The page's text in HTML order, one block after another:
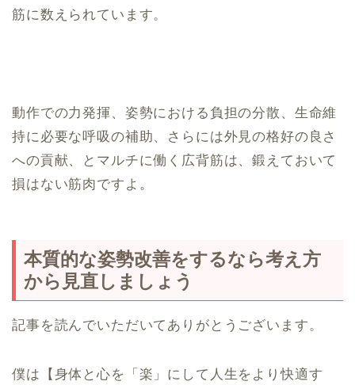
筋に数えられています。
動作での力発揮、姿勢における負担の分散、生命維
持に必要な呼吸の補助、さらには外見の格好の良さ
への貢献、とマルチに働く広背筋は、鍛えておいて
損はない筋肉ですよ。
本質的な姿勢改善をするなら考え方
から見直しましょう
記事を読んでいただいてありがとうございます。
僕は【身体と心を「楽」にして人生をより快適す